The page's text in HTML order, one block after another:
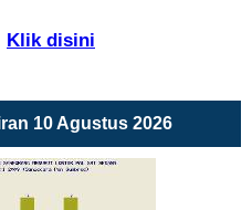
Klik disini
10 Agustus 2026